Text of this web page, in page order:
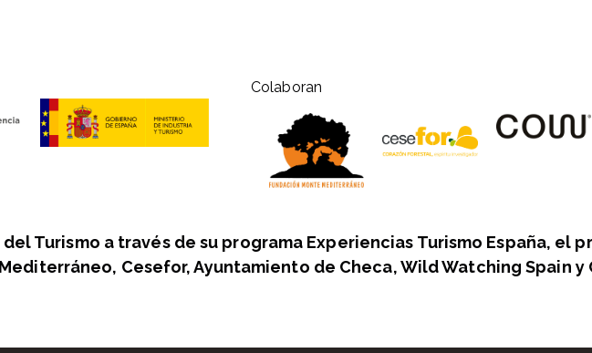
Colaboran
Turismo a través de su programa Experiencias Turismo España, el
Cesefor, Ayuntamiento de Checa, Wild Watching Spain y